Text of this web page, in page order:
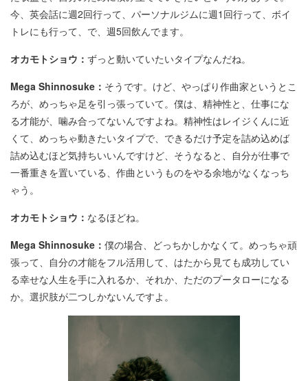
今、英会話に週2回行って、パーソナルジムに週1回行って、ボイ
トレにも行って、で、週5回飲んでます。
オカモトショウ： ずっと動いていたいタイプなんだね。
Mega Shinnosuke： そうです。けど、やっぱり作曲家というとこ
ろが、めっちゃ足を引っ張っていて。僕は、精神性と、仕事にな
る才能が、噛み合ってないんですよね。精神性はレイジくんに近
くて、めっちゃ動きたいタイプで、できるだけ予定を詰め込めば
詰め込むほど気持ちいいんですけど、そうなると、自分が仕事で
一番重きを置いている、作曲というものをやる余地がなくなっち
ゃう。
オカモトショウ： なるほどね。
Mega Shinnosuke： 僕の場合、どっちかしかなくて。めっちゃ頑
張って、自分の才能をフル活用して、はたから見ても成功してい
る幸せな人生を手に入れるか、それか、ただのプータローになる
か。選択肢が二つしかないんですよ。